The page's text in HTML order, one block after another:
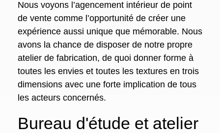
Nous voyons l’agencement intérieur de point
de vente comme l’opportunité de créer une
expérience aussi unique que mémorable. Nous
avons la chance de disposer de notre propre
atelier de fabrication, de quoi donner forme à
toutes les envies et toutes les textures en trois
dimensions avec une forte implication de tous
les acteurs concernés.
Bureau d'étude et atelier